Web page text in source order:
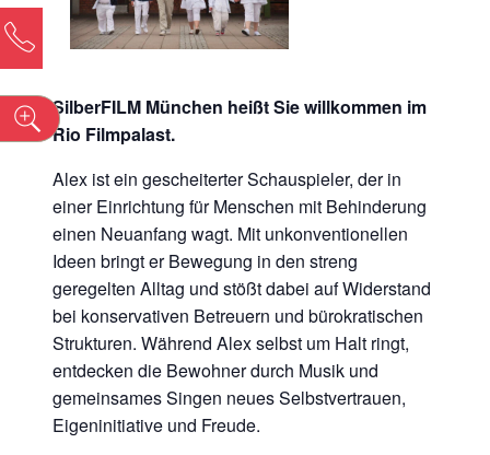
SilberFILM München heißt Sie willkommen im
Rio Filmpalast.
Alex ist ein gescheiterter Schauspieler, der in
einer Einrichtung für Menschen mit Behinderung
einen Neuanfang wagt. Mit unkonventionellen
Ideen bringt er Bewegung in den streng
geregelten Alltag und stößt dabei auf Widerstand
bei konservativen Betreuern und bürokratischen
Strukturen. Während Alex selbst um Halt ringt,
entdecken die Bewohner durch Musik und
gemeinsames Singen neues Selbstvertrauen,
Eigeninitiative und Freude.